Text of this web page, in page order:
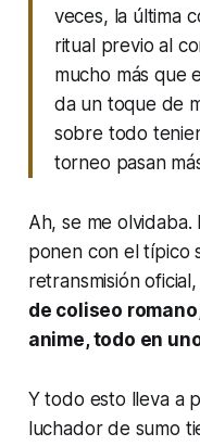
veces, la última
ritual previo al
mucho más que
da un toque de
sobre todo
torneo pasan
Ah, se me
ponen con el típico
retransmisión
de coliseo
anime, todo en
Y todo esto lleva a
luchador de sumo